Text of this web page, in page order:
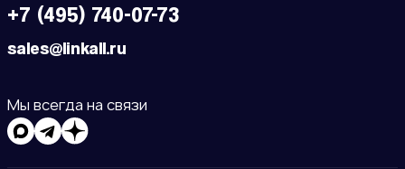
+7 (495) 740-07-73
sales@linkall.ru
Мы всегда на связи